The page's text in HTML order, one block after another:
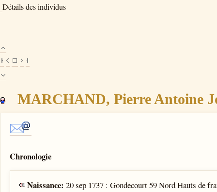
Détails des individus
MARCHAND, Pierre Antoine
Chronologie
Naissance:20 sep 1737 : Gondecourt 59 Nord Hauts de